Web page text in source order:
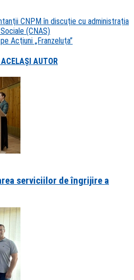
CNPM în discuţie cu administraţia
(CNAS)
Acţiuni „Franzeluţa”
AUTOR
serviciilor de îngrijire a